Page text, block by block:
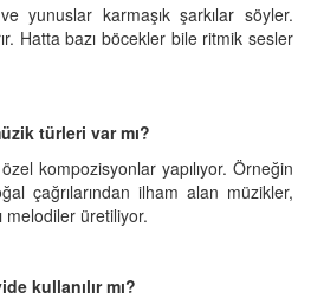
yunuslar karmaşık şarkılar söyler.
Hatta bazı böcekler bile ritmik sesler
türleri var mı?
kompozisyonlar yapılıyor. Örneğin
çağrılarından ilham alan müzikler,
melodiler üretiliyor.
kullanılır mı?